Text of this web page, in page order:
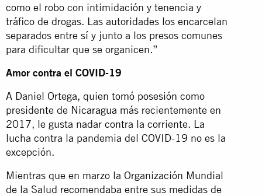
como el robo con intimidación y tenencia y
tráfico de drogas. Las autoridades los encarcelan
separados entre sí y junto a los presos comunes
para dificultar que se organicen.”
Amor contra el COVID-19
A Daniel Ortega, quien tomó posesión como
presidente de Nicaragua más recientemente en
2017, le gusta nadar contra la corriente. La
lucha contra la pandemia del COVID-19 no es la
excepción.
Mientras que en marzo la Organización Mundial
de la Salud recomendaba entre sus medidas de